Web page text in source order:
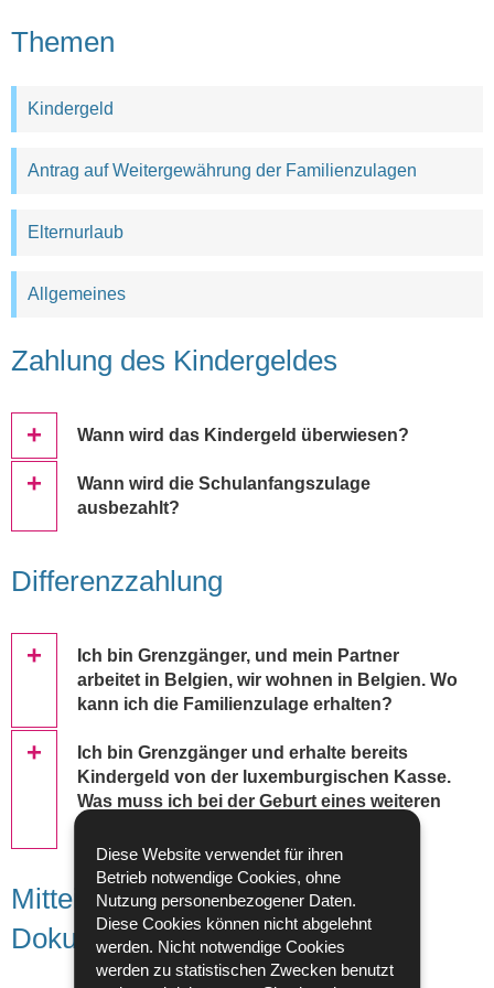
Diese Website verwendet für ihren
Betrieb notwendige Cookies, ohne
Nutzung personenbezogener Daten.
Diese Cookies können nicht abgelehnt
werden. Nicht notwendige Cookies
werden zu statistischen Zwecken benutzt
Themen
Kindergeld
Antrag auf Weitergewährung der Familienzulagen
Elternurlaub
Allgemeines
Zahlung des Kindergeldes
Wann wird das Kindergeld überwiesen?
Wann wird die Schulanfangszulage
ausbezahlt?
Differenzzahlung
Ich bin Grenzgänger, und mein Partner
arbeitet in Belgien, wir wohnen in Belgien. Wo
kann ich die Familienzulage erhalten?
Ich bin Grenzgänger und erhalte bereits
Kindergeld von der luxemburgischen Kasse.
Was muss ich bei der Geburt eines weiteren
Mitteilungen und Schicken von
Dokumenten